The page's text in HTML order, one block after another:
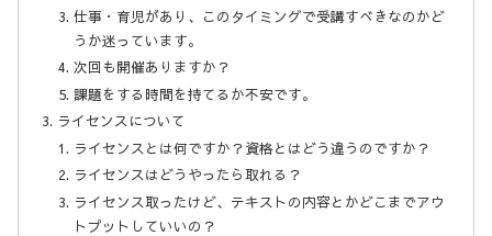
仕事・育児があり、このタイミングで受講すべきなのかど
うか迷っています。
次回も開催ありますか？
課題をする時間を持てるか不安です。
ライセンスについて
ライセンスとは何ですか？資格とはどう違うのですか？
ライセンスはどうやったら取れる？
ライセンス取ったけど、テキストの内容とかどこまでアウ
トプットしていいの？